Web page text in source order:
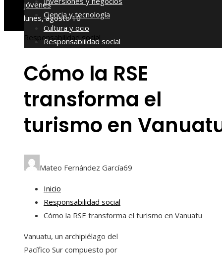
jóvenes
lunes, agosto 10
Ciencia y tecnología
Cultura y ocio
Responsabilidad social
Responsabilidad social
Cómo la RSE
transforma el
turismo en
Mateo Fernández García69
Inicio
Responsabilidad social
Cómo la RSE transforma el turismo en Vanuatu
Vanuatu, un archipiélago del
Pacífico Sur compuesto por